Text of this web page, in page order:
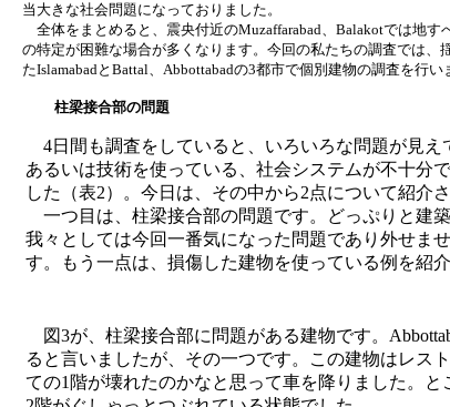
当大きな社会問題になっておりました。
全体をまとめると、震央付近のMuzaffarabad、Balakotでは地
の特定が困難な場合が多くなります。今回の私たちの調査では
たIslamabadとBattal、Abbottabadの3都市で個別建物の調査を行い
柱梁接合部の問題
4日間も調査をしていると、いろいろな問題が見え
あるいは技術を使っている、社会システムが不十分
した（表2）。今日は、その中から2点について紹介
一つ目は、柱梁接合部の問題です。どっぷりと建
我々としては今回一番気になった問題であり外せま
す。もう一点は、損傷した建物を使っている例を紹
図3が、柱梁接合部に問題がある建物です。
ると言いましたが、その一つです。この建物はレス
ての1階が壊れたのかなと思って車を降りました。と